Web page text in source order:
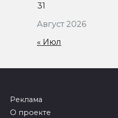
Август 2026
31
« Июл
Реклама
О проекте